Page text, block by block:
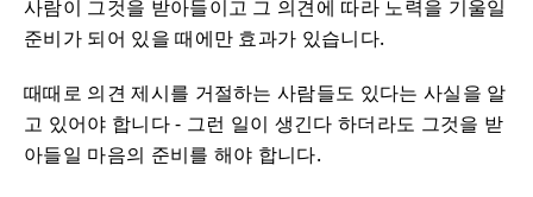
사람이 그것을 받아들이고 그 의견에 따라 노력을 기울일
준비가 되어 있을 때에만 효과가 있습니다.
때때로 의견 제시를 거절하는 사람들도 있다는 사실을 알
고 있어야 합니다 - 그런 일이 생긴다 하더라도 그것을 받
아들일 마음의 준비를 해야 합니다.